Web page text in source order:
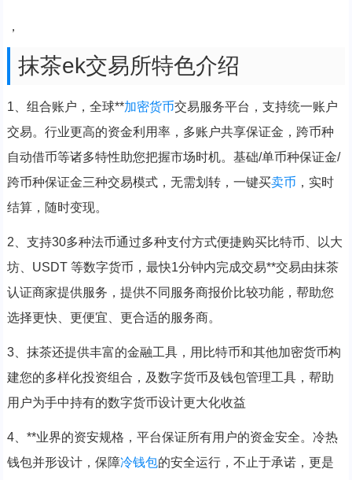
，
抹茶ek交易所特色介绍
1、组合账户，全球**加密货币交易服务平台，支持统一账户
交易。行业更高的资金利用率，多账户共享保证金，跨币种
自动借币等诸多特性助您把握市场时机。基础/单币种保证金/
跨币种保证金三种交易模式，无需划转，一键买卖币 ，实时
结算，随时变现。
2、支持30多种法币通过多种支付方式便捷购买比特币、以大
坊、USDT 等数字货币，最快1分钟内完成交易**交易由抹茶
认证商家提供服务，提供不同服务商报价比较功能，帮助您
选择更快、更便宜、更合适的服务商。
3、抹茶还提供丰富的金融工具，用比特币和其他加密货币构
建您的多样化投资组合，及数字货币及钱包管理工具，帮助
用户为手中持有的数字货币设计更大化收益
4、**业界的资安规格，平台保证所有用户的资金安全。冷热
钱包并形设计，保障冷钱包的安全运行，不止于承诺，更是